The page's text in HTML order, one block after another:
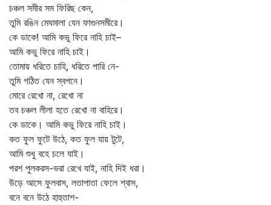
চঞ্চল সমীর সম ফিরিছ কেন,
তুমি রঙিন মেঘমালা যেন ফাগুনসমীরে।
কে ডাকে! আমি কভু ফিরে নাহি চাই–
আমি কভু ফিরে নাহি চাই।
তোমায় ধরিতে চাহি, ধরিতে পারি নে-
তুমি গঠিত যেন স্বপনে।
মোরে রেখো না, রেখো না
তব চঞ্চল লীলা হতে রেখো না বাহিরে।
কে ডাকে। আমি কভু ফিরে নাহি চাই।
কত ফুল ফুটে উঠে, কত ফুল যায় টুটে,
আমি শুধু বহে চলে যাই।
পরশ পুলকরস-ভরা রেখে যাই, নাহি দিই ধরা।
উড়ে আসে ফুলবাস, লতাপাতা ফেলে শ্বাস,
বনে বনে উঠে হাহুতাশ-